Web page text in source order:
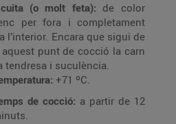
(o molt feta): de color
per fora i completament
l’interior. Encara que sigui de
punt de cocció la carn
tendresa i suculència.
+71 ºC.
de cocció: a partir de 12